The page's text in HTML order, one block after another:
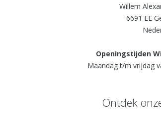
Willem
6691 EE
Openingstijden
Maandag t/m vrijdag
Ontdek